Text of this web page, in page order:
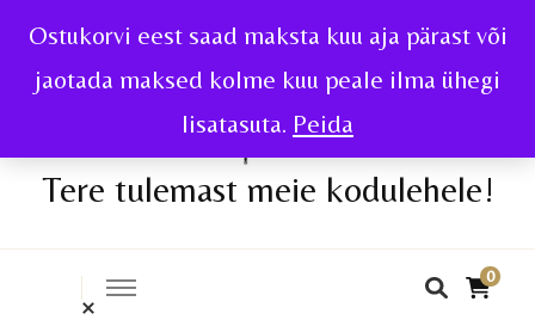
Ostukorvi eest saad maksta kuu aja pärast või
jaotada maksed kolme kuu peale ilma ühegi
lisatasuta. Peida
Tere tulemast meie kodulehele!
0